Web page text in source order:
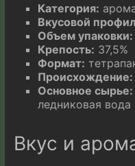
Категория:
Вкусовой
Объем упаковки:
Крепость: 37,5%
Формат:
Происхождение:
Основное сырье:
ледниковая вода
Вкус и